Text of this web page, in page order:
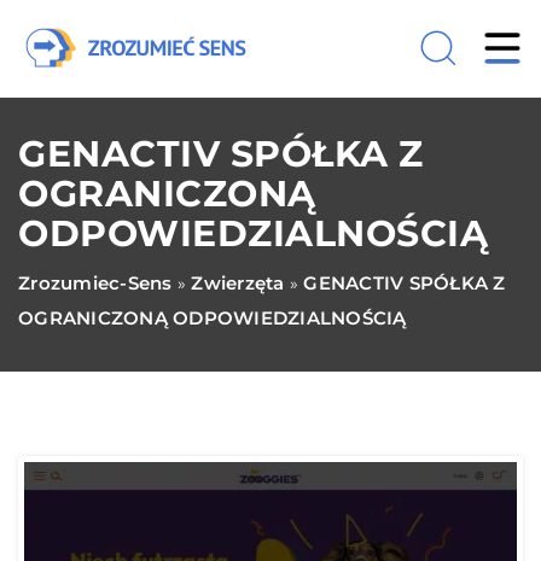
GENACTIV SPÓŁKA Z
OGRANICZONĄ
ODPOWIEDZIALNOŚCIĄ
Zrozumiec-Sens »Zwierzęta »GENACTIV SPÓŁKA Z
OGRANICZONĄ ODPOWIEDZIALNOŚCIĄ